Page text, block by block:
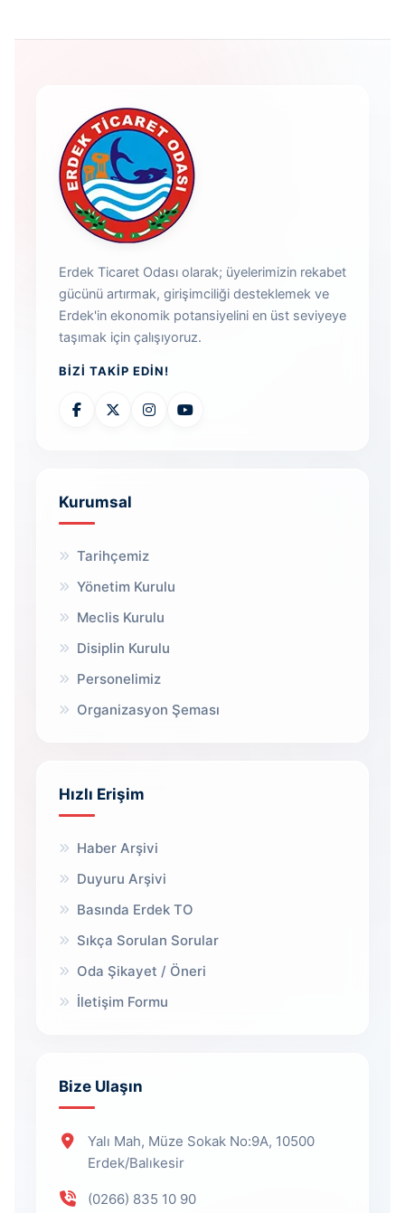
Erdek Ticaret Odası olarak; üyelerimizin rekabet
gücünü artırmak, girişimciliği desteklemek ve
Erdek'in ekonomik potansiyelini en üst seviyeye
taşımak için çalışıyoruz.
BIZI TAKIP EDIN!
Kurumsal
Tarihçemiz
Yönetim Kurulu
Meclis Kurulu
Disiplin Kurulu
Personelimiz
Organizasyon Şeması
Hızlı Erişim
Haber Arşivi
Duyuru Arşivi
Basında Erdek TO
Sıkça Sorulan Sorular
Oda Şikayet / Öneri
İletişim Formu
Bize Ulaşın
Yalı Mah, Müze Sokak No:9A, 10500
Erdek/Balıkesir
(0266) 835 10 90